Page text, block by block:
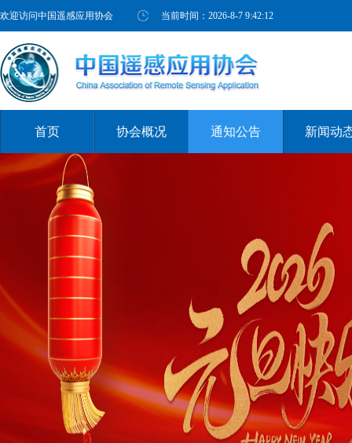
欢迎访问中国遥感应用协会 当前时间： 2026-8-7 9:42:12
首页 协会概况 通知公告 新闻动